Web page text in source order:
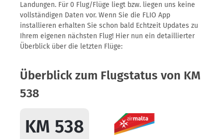
Landungen. Für 0 Flug/Flüge liegt bzw. liegen uns keine
vollständigen Daten vor. Wenn Sie die FLIO App
installieren erhalten Sie schon bald Echtzeit Updates zu
Ihrem eigenen nächsten Flug! Hier nun ein detaillierter
Überblick über die letzten Flüge:
Überblick zum Flugstatus von KM
538
KM 538